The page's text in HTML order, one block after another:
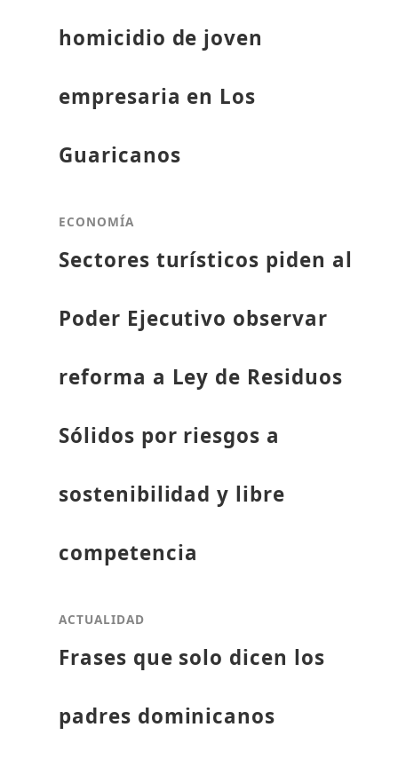
homicidio de joven
empresaria en Los
Guaricanos
ECONOMÍA
Sectores turísticos piden al
Poder Ejecutivo observar
reforma a Ley de Residuos
Sólidos por riesgos a
sostenibilidad y libre
competencia
ACTUALIDAD
Frases que solo dicen los
padres dominicanos